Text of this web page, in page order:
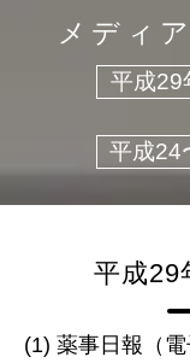
メディ
平成29
平成24
平成29
(1) 薬事日報（